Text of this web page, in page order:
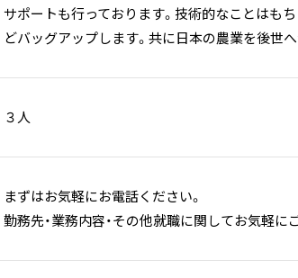
サポートも行っております。技術的なことはも
どバッグアップします。共に日本の農業を後世
３人
まずはお気軽にお電話ください。
勤務先・業務内容・その他就職に関してお気軽に